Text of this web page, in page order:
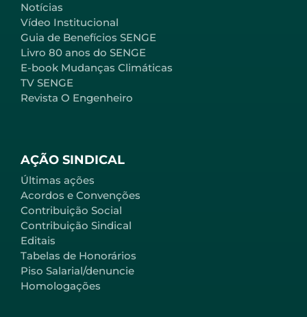
AÇÃO SINDICAL
Últimas ações
Acordos e Convenções
Contribuição Social
Contribuição Sindical
Editais
Tabelas de Honorários
Piso Salarial/denuncie
Homologações
Notícias
Vídeo Institucional
Guia de Benefícios SENGE
Livro 80 anos do SENGE
E-book Mudanças Climáticas
TV SENGE
Revista O Engenheiro